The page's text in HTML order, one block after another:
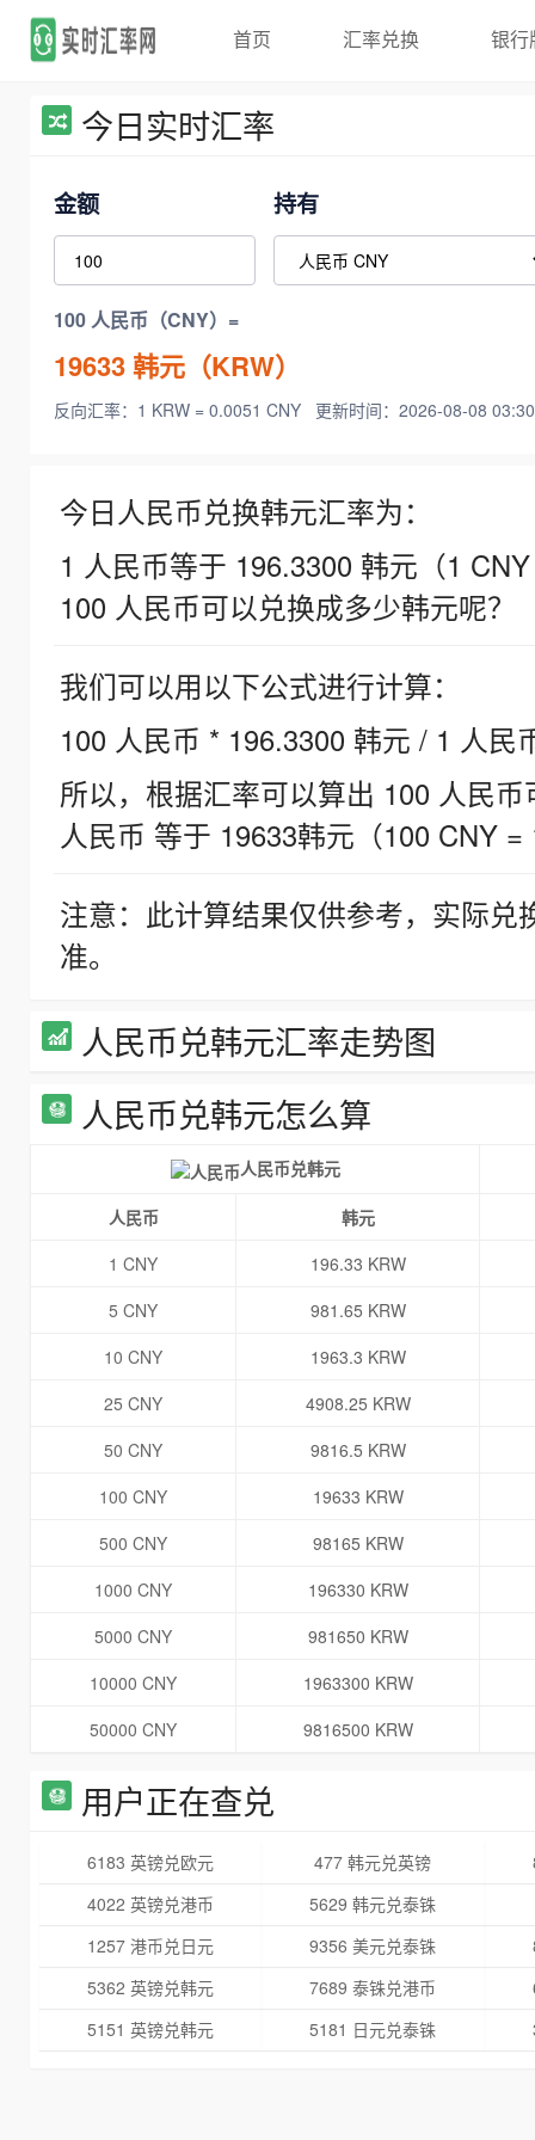
首页 汇率兑换 银行
今日实时汇率
金额 持有
100 人民币（CNY）=
19633韩元（KRW）
反向汇率：1 KRW = 0.0051 CNY 更新时间：2026-08-08
今日人民币兑换韩元汇率为：
1 人民币等于 196.3300 韩元（1
100 人民币可以兑换成多少韩元呢？
我们可以用以下公式进行计算：
100 人民币 * 196.3300 韩元 / 1 人民
所以，根据汇率可以算出 100 人民
人民币 等于 19633韩元（100 CNY =
注意：此计算结果仅供参考，实际
准。
人民币兑韩元汇率走势图
人民币兑韩元怎么算
人民币兑韩元
人民币
韩元
1 CNY
196.33 KRW
5 CNY
981.65 KRW
10 CNY
1963.3 KRW
25 CNY
4908.25 KRW
50 CNY
9816.5 KRW
100 CNY
19633 KRW
500 CNY
98165 KRW
1000 CNY
196330 KRW
5000 CNY
981650 KRW
10000 CNY
1963300 KRW
50000 CNY
9816500 KRW
用户正在查兑
6183 英镑兑欧元 477 韩元兑英镑
4022 英镑兑港币
5629 韩元兑泰铢
1257 港币兑日元
9356 美元兑泰铢
5362 英镑兑韩元
7689 泰铢兑港币
5151 英镑兑韩元
5181 日元兑泰铢